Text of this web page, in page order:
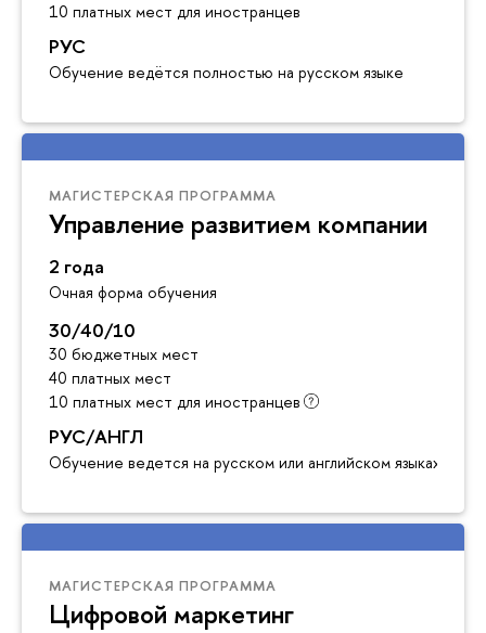
10 платных мест для иностранцев
РУС
Обучение ведётся полностью на русском языке
МАГИСТЕРСКАЯ ПРОГРАММА
Управление развитием компании
2 года
Очная форма обучения
30/40/10
30 бюджетных мест
40 платных мест
10 платных мест для иностранцев
РУС/АНГЛ
Обучение ведется на русском или английском языках
МАГИСТЕРСКАЯ ПРОГРАММА
Цифровой маркетинг